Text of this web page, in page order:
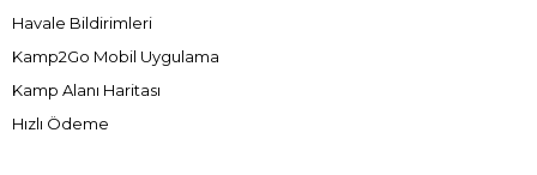
Havale Bildirimleri
Kamp2Go Mobil Uygulama
Kamp Alanı Haritası
Hızlı Ödeme